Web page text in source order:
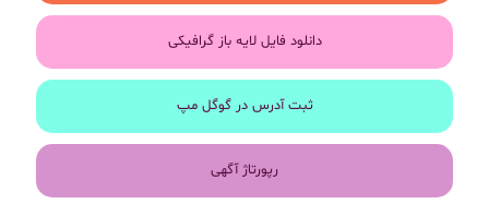
دانلود فایل لایه باز گرافیکی
ثبت آدرس در گوگل مپ
رپورتاژ آگهی